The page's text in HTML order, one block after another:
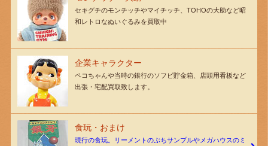
セキグチのモンチッチやマイチッチ、TOHOの大助など昭
和レトロなぬいぐるみを買取中
企業キャラクター
ペコちゃんや当時の銀行のソフビ貯金箱、店頭用看板など
出張・宅配買取致します。
食玩・おまけ
現行の食玩。リーメントのぷちサンプルやメガハウスのミ